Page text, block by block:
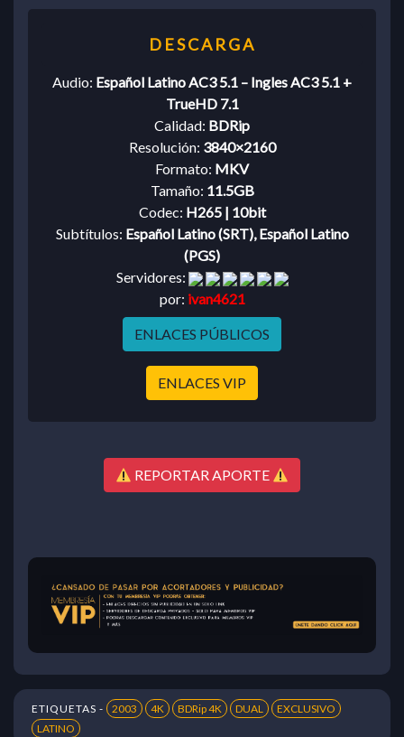
Audio: Español Latino AC3 5.1 – Ingles AC3 5.1 +
TrueHD 7.1
Calidad: BDRip
Resolución: 3840×2160
Formato: MKV
Tamaño: 11.5GB
Codec: H265 | 10bit
Subtítulos: Español Latino (SRT), Español Latino
(PGS)
Servidores:
por: ivan4621
ENLACES PÚBLICOS
ENLACES VIP
REPORTAR APORTE
ETIQUETAS - 2003 4K BDRip 4K DUAL
EXCLUSIVO
LATINO